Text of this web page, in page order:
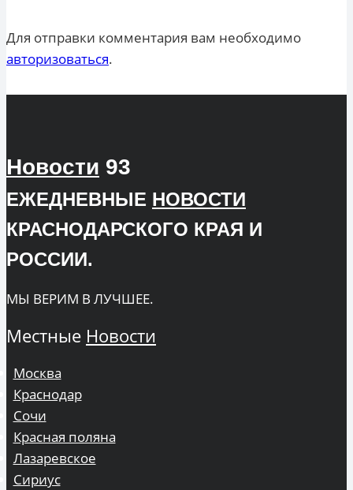
Для отправки комментария вам необходимо
авторизоваться.
Новости 93
ЕЖЕДНЕВНЫЕ НОВОСТИ
КРАСНОДАРСКОГО КРАЯ И
РОССИИ.
МЫ ВЕРИМ В ЛУЧШЕЕ.
Местные Новости
Москва
Краснодар
Сочи
Красная поляна
Лазаревское
Сириус